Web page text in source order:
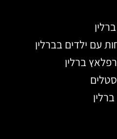
עם ילדים בברלין
ברלין